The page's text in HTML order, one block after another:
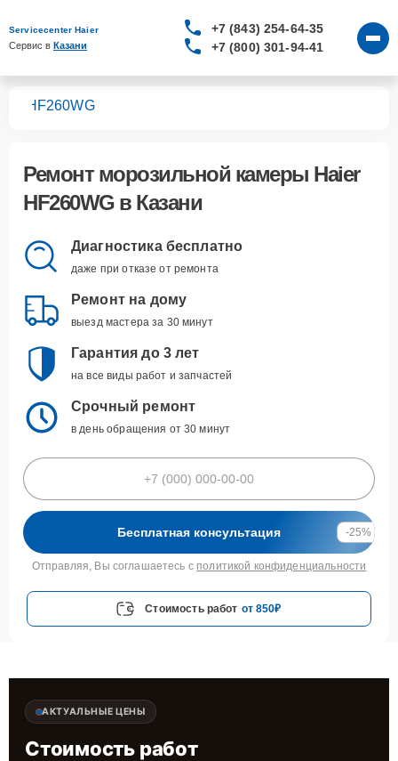
Servicecenter Haier
Сервис в Казани
+7 (843) 254-64-35
+7 (800) 301-94-41
HF260WG
Ремонт морозильной камеры Haier
HF260WGв Казани
Диагностика бесплатно
даже при отказе от ремонта
Ремонт на дому
выезд мастера за 30 минут
Гарантия до 3 лет
на все виды работ и запчастей
Срочный ремонт
в день обращения от 30 минут
Бесплатная консультация -25%
Отправляя, Вы соглашаетесь с политикой конфиденциальности
Стоимость работ от 850₽
АКТУАЛЬНЫЕ ЦЕНЫ
Стоимость работ